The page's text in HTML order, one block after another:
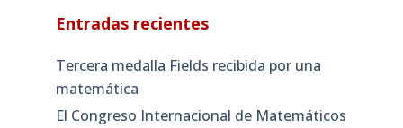
Entradas recientes
Tercera medalla Fields recibida por una
matemática
El Congreso Internacional de Matemáticos